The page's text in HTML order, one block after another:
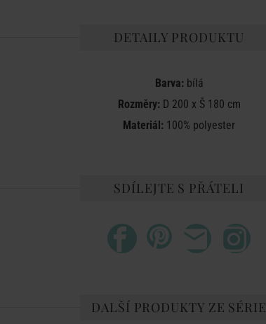
DETAILY PRODUKTU
Barva:bílá
Rozměry:D 200 x Š 180 cm
Materiál: 100% polyester
SDÍLEJTE S PŘÁTELI
DALŠÍ PRODUKTY ZE SÉRIE